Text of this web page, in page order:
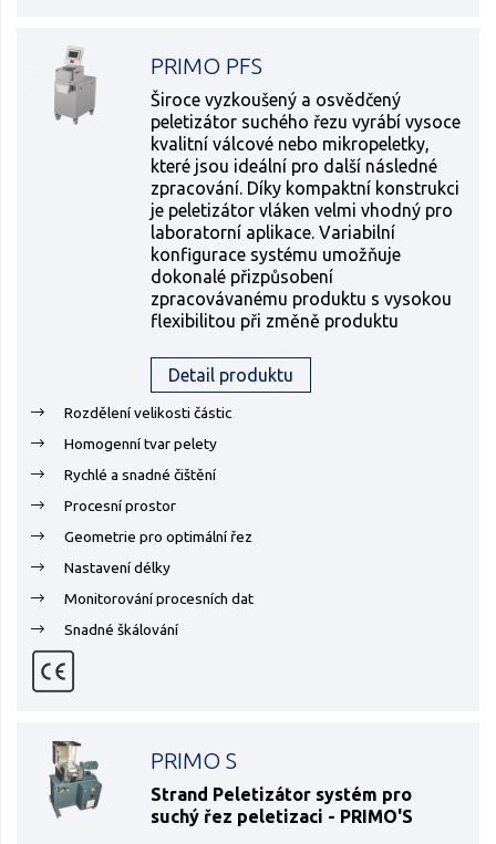
PRIMO PFS
Široce vyzkoušený a osvědčený
peletizátor suchého řezu vyrábí vysoce
kvalitní válcové nebo mikropeletky,
které jsou ideální pro další následné
zpracování. Díky kompaktní konstrukci
je peletizátor vláken velmi vhodný pro
laboratorní aplikace. Variabilní
konfigurace systému umožňuje
dokonalé přizpůsobení
zpracovávanému produktu s vysokou
flexibilitou při změně produktu
Detail produktu
Rozdělení velikosti částic
Homogenní tvar pelety
Rychlé a snadné čištění
Procesní prostor
Geometrie pro optimální řez
Nastavení délky
Monitorování procesních dat
Snadné škálování
PRIMO S
Strand Peletizátor systém pro
suchý řez peletizaci - PRIMO'S